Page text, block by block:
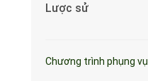
Lược sử
Chương trình phụng vụ